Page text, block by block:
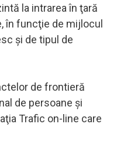
la intrarea în ţară
în funcţie de mijlocul
şi de tipul de
de frontieră
de persoane şi
Trafic on-line care